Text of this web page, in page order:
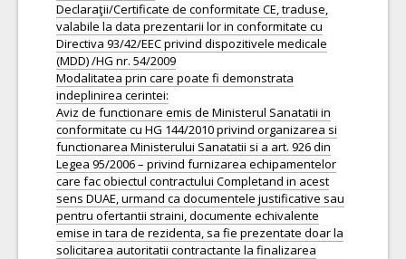
Declaraţii/Certificate de conformitate CE, traduse,
valabile la data prezentarii lor in conformitate cu
Directiva 93/42/EEC privind dispozitivele medicale
(MDD) /HG nr. 54/2009
Modalitatea prin care poate fi demonstrata
indeplinirea cerintei:
Aviz de functionare emis de Ministerul Sanatatii in
conformitate cu HG 144/2010 privind organizarea si
functionarea Ministerului Sanatatii si a art. 926 din
Legea 95/2006 – privind furnizarea echipamentelor
care fac obiectul contractului Completand in acest
sens DUAE, urmand ca documentele justificative sau
pentru ofertantii straini, documente echivalente
emise in tara de rezidenta, sa fie prezentate doar la
solicitarea autoritatii contractante la finalizarea